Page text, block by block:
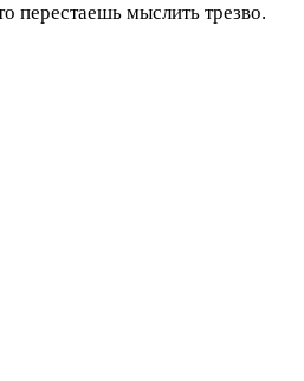
перестаешь мыслить трезво.